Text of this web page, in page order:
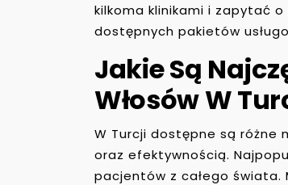
kilkoma klinikami i zapytać
dostępnych pakietów
Jakie Są
Włosów W
W Turcji dostępne są różne
oraz efektywnością.
pacjentów z całego świata.